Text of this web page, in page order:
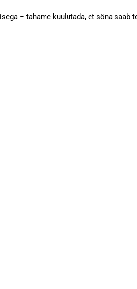
– tahame kuulutada, et söna